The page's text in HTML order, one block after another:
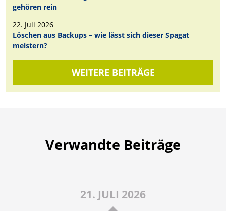
gehören rein
22. Juli 2026
Löschen aus Backups – wie lässt sich dieser Spagat
meistern?
WEITERE BEITRÄGE
Verwandte Beiträge
21. JULI 2026